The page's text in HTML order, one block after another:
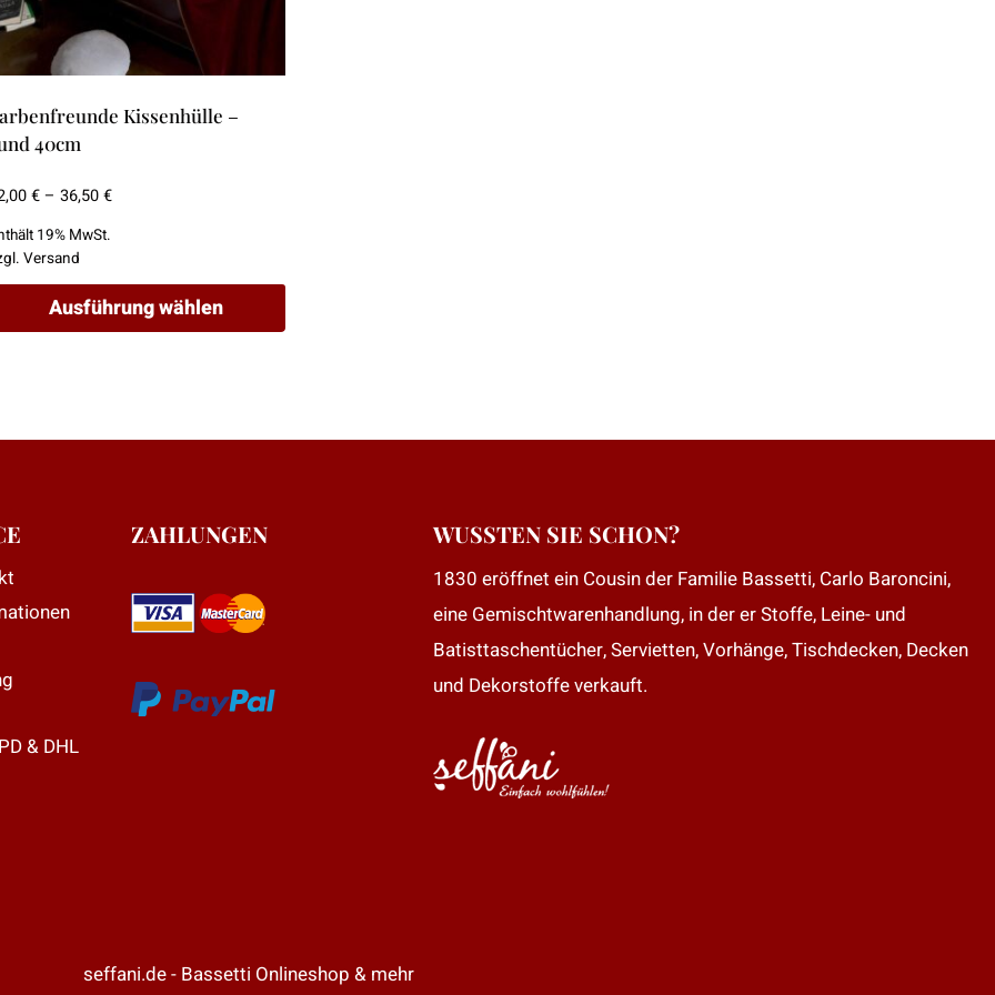
Kissenhülle –
40cm
€ – 36,50€Preisspanne:
19% MwSt.
Versand
Ausführung wählen
& DHL
ZAHLUNGEN WUSSTEN SIE SCHON?
1830 eröffnet ein Cousin der Familie Bassetti, Carlo Baroncini,
eine Gemischtwarenhandlung, in der er Stoffe, Leine- und
Batisttaschentücher, Servietten, Vorhänge, Tischdecken, Decken
und Dekorstoffe verkauft.
seffani.de - Bassetti Onlineshop & mehr